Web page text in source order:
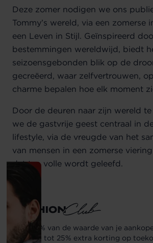
Deze zomer nodigen we ons
Tommy’s wereld, via een zomerse
een Leven in Stijl. Geïnspireerd
bestemmingen wereldwijd, biedt
seizoensgebonden blik op de
gecreëerd, waar zelfvertrouwen,
charme bepalen hoe elk moment
Door de deuren naar zijn wereld
we de gastvrije geest centraal in
lifestyle, via de vreugde van het
van mensen in een zomerse
dat ten volle wordt geleefd.
Spaar 5% van de waarde van je
ontvang tot 25% extra korting op